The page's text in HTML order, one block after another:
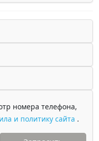
номера телефона,
и политику сайта .